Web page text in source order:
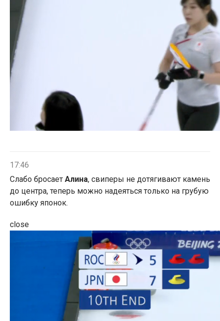
17:46
Слабо бросает Алина, свиперы не дотягивают камень
до центра, теперь можно надеяться только на грубую
ошибку японок.
close